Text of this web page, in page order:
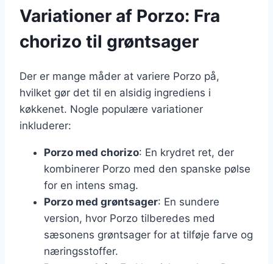
Variationer af Porzo: Fra
chorizo til grøntsager
Der er mange måder at variere Porzo på,
hvilket gør det til en alsidig ingrediens i
køkkenet. Nogle populære variationer
inkluderer:
Porzo med chorizo: En krydret ret, der
kombinerer Porzo med den spanske pølse
for en intens smag.
Porzo med grøntsager: En sundere
version, hvor Porzo tilberedes med
sæsonens grøntsager for at tilføje farve og
næringsstoffer.